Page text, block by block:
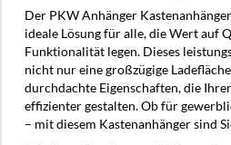
Der PKW Anhänger
ideale Lösung für alle, die Wert auf
Funktionalität legen. Dieses
nicht nur eine großzügige
durchdachte Eigenschaften, die
effizienter gestalten. Ob für
– mit diesem Kastenanhänger sind